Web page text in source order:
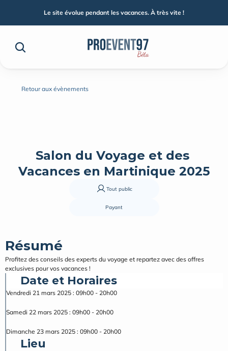
Retour aux évènements
Salon du Voyage et des
Vacances en Martinique 2025
Tout public
Payant
Résumé
Profitez des conseils des experts du voyage et repartez avec des offres
exclusives pour vos vacances !
Date et Horaires
Vendredi 21 mars 2025 : 09h00 - 20h00
Samedi 22 mars 2025 : 09h00 - 20h00
Dimanche 23 mars 2025 : 09h00 - 20h00
Lieu
Le site évolue pendant les vacances. À très vite !